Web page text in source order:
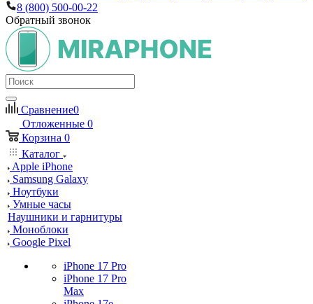
8 (800) 500-00-22
Обратный звонок
Сравнение0
Отложенные 0
Корзина 0
Каталог
Apple iPhone
Samsung Galaxy
Ноутбуки
Умные часы
Наушники и гарнитуры
Моноблоки
Google Pixel
iPhone 17 Pro
iPhone 17 Pro
Max